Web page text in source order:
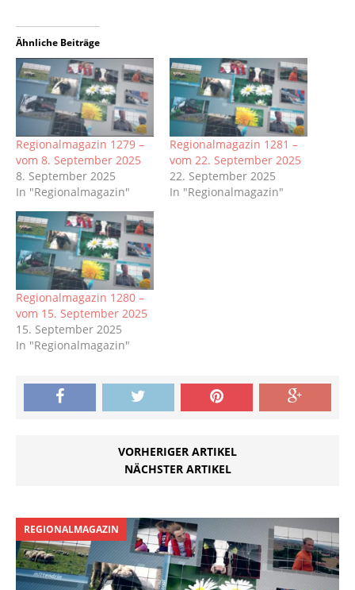
Ähnliche Beiträge
Regionalmagazin 1279 –
vom 8. September 2025
8. September 2025
In "Regionalmagazin"
Regionalmagazin 1281 –
vom 22. September 2025
22. September 2025
In "Regionalmagazin"
Regionalmagazin 1280 –
vom 15. September 2025
15. September 2025
In "Regionalmagazin"
VORHERIGER ARTIKEL
NÄCHSTER ARTIKEL
REGIONALMAGAZIN